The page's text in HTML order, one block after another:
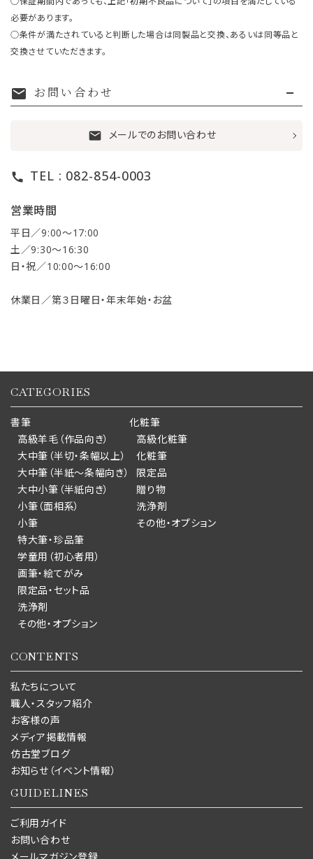
必要があります。
○条件が満たされていると判断した場合は同製品と交換、あるいは同等品と
交換させていただきます。
mail お問い合わせ
mail メールでのお問い合わせ
call TEL : 082-854-0003
営業時間
平日／9:00〜17:00
土／9:30〜16:30
日・祝／10:00〜16:00
休業日／第３日曜日・年末年始・お盆
CATEGORIES
書筆
高級羊毛（作品向き）
大中筆（半切・条幅以上）
大中筆（半紙～条幅向き）
大中小筆（半紙向き）
小筆（面相系）
小筆
特大筆・珍品筆
学童用（初心者用）
画筆・絵てがみ
限定品・セット品
洗浄剤
その他・オプション
化粧筆
高級化粧筆
化粧筆
限定品
贈り物
洗浄剤
その他・オプション
CONTENTS
私たちについて
職人・スタッフ紹介
お客様の声
メディア掲載情報
仿古堂ブログ
お知らせ（イベント情報）
GUIDELINES
ご利用ガイド
お問い合わせ